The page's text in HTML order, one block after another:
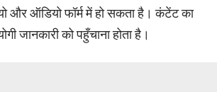
और ऑडियो फॉर्म में हो सकता है। कंटेंट का
जानकारी को पहुँचाना होता है।